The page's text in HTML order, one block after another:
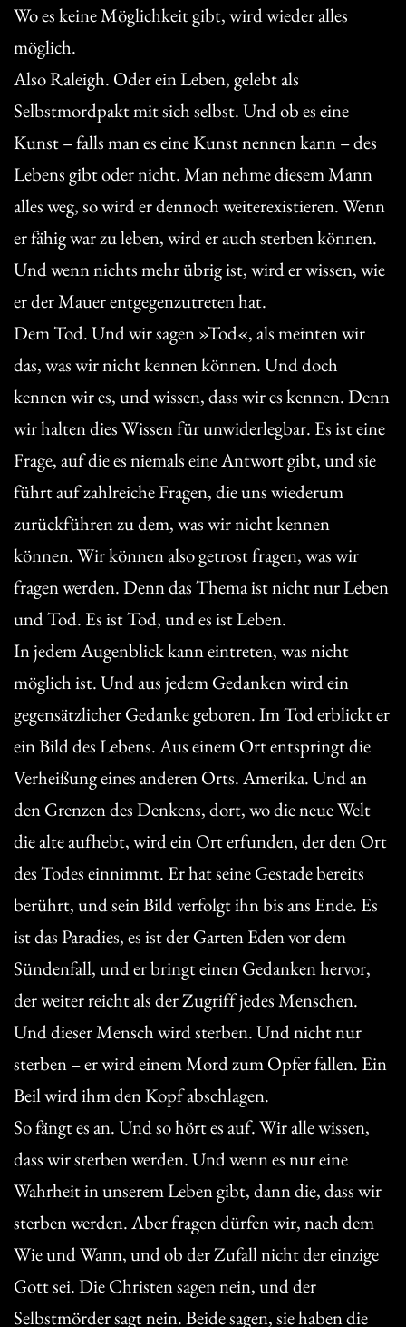
Wo es keine Möglichkeit gibt, wird wieder alles
möglich.
Also Raleigh. Oder ein Leben, gelebt als
Selbstmordpakt mit sich selbst. Und ob es eine
Kunst – falls man es eine Kunst nennen kann – des
Lebens gibt oder nicht. Man nehme diesem Mann
alles weg, so wird er dennoch weiterexistieren. Wenn
er fähig war zu leben, wird er auch sterben können.
Und wenn nichts mehr übrig ist, wird er wissen, wie
er der Mauer entgegenzutreten hat.
Dem Tod. Und wir sagen »Tod«, als meinten wir
das, was wir nicht kennen können. Und doch
kennen wir es, und wissen, dass wir es kennen. Denn
wir halten dies Wissen für unwiderlegbar. Es ist eine
Frage, auf die es niemals eine Antwort gibt, und sie
führt auf zahlreiche Fragen, die uns wiederum
zurückführen zu dem, was wir nicht kennen
können. Wir können also getrost fragen, was wir
fragen werden. Denn das Thema ist nicht nur Leben
und Tod. Es ist Tod, und es ist Leben.
In jedem Augenblick kann eintreten, was nicht
möglich ist. Und aus jedem Gedanken wird ein
gegensätzlicher Gedanke geboren. Im Tod erblickt er
ein Bild des Lebens. Aus einem Ort entspringt die
Verheißung eines anderen Orts. Amerika. Und an
den Grenzen des Denkens, dort, wo die neue Welt
die alte aufhebt, wird ein Ort erfunden, der den Ort
des Todes einnimmt. Er hat seine Gestade bereits
berührt, und sein Bild verfolgt ihn bis ans Ende. Es
ist das Paradies, es ist der Garten Eden vor dem
Sündenfall, und er bringt einen Gedanken hervor,
der weiter reicht als der Zugriff jedes Menschen.
Und dieser Mensch wird sterben. Und nicht nur
sterben – er wird einem Mord zum Opfer fallen. Ein
Beil wird ihm den Kopf abschlagen.
So fängt es an. Und so hört es auf. Wir alle wissen,
dass wir sterben werden. Und wenn es nur eine
Wahrheit in unserem Leben gibt, dann die, dass wir
sterben werden. Aber fragen dürfen wir, nach dem
Wie und Wann, und ob der Zufall nicht der einzige
Gott sei. Die Christen sagen nein, und der
Selbstmörder sagt nein. Beide sagen, sie haben die